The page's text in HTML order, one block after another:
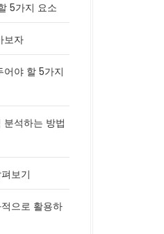
5가지 요소
보자
야 할 5가지
석하는 방법
보기
으로 활용하